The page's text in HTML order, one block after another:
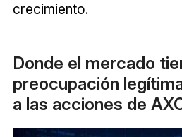
crecimiento.
Donde el mercado
preocupación
a las acciones de